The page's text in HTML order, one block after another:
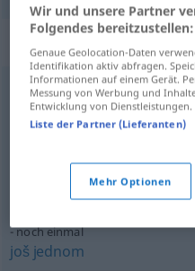
verflucht noch einmal!
prokletstvo!
noch einmalprüfen
(-itivati)slučaj
noch einmal
još jednom
Wir und unsere Partner
Folgendes bereitzustellen:
Genaue Geolocation-Daten
Identifikation aktiv abfragen.
Informationen auf einem Gerät.
Messung von Werbung und
Entwicklung von Dienstleistungen.
Liste der Partner (Lieferanten)
Mehr Optionen